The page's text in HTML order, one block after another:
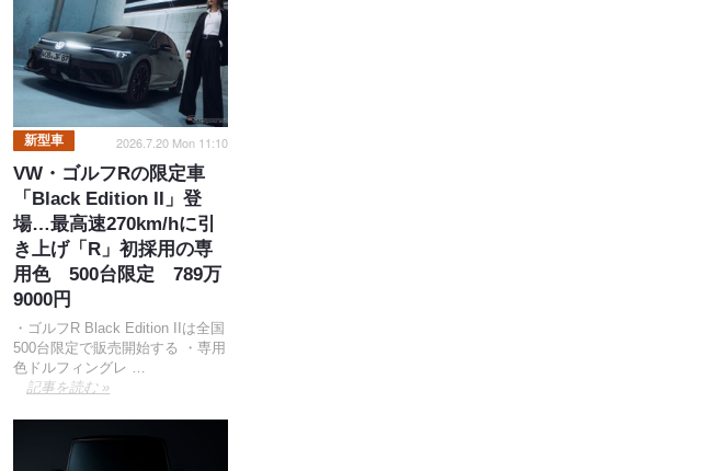
新型車 2026.7.20 Mon 11:10
VW・ゴルフRの限定車
「Black Edition II」登
場…最高速270km/hに引
き上げ「R」初採用の専
用色 500台限定 789万
9000円
・ゴルフR Black Edition IIは全国
500台限定で販売開始する ・専用
色ドルフィングレ …
記事を読む »